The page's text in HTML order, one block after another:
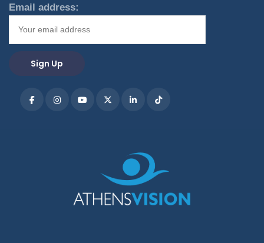
Email address: